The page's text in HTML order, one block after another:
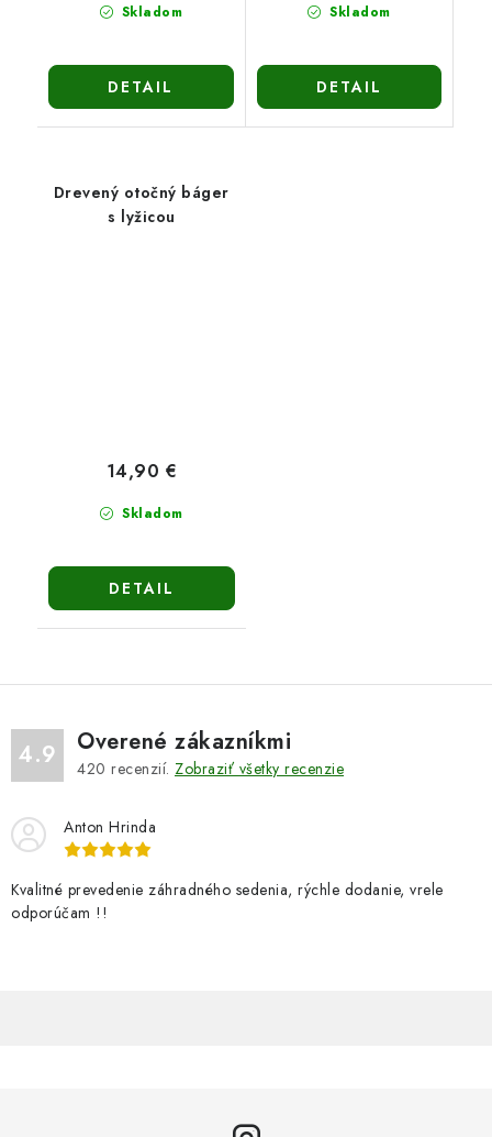
Skladom
DETAIL
Skladom
DETAIL
Drevený otočný báger
s lyžicou
Skladom
14,90 €
DETAIL
4.9 Overené zákazníkmi
420 recenzií. Zobraziť všetky recenzie
Anton Hrinda
Kvalitné prevedenie záhradného sedenia, rýchle dodanie, vrele
odporúčam !!